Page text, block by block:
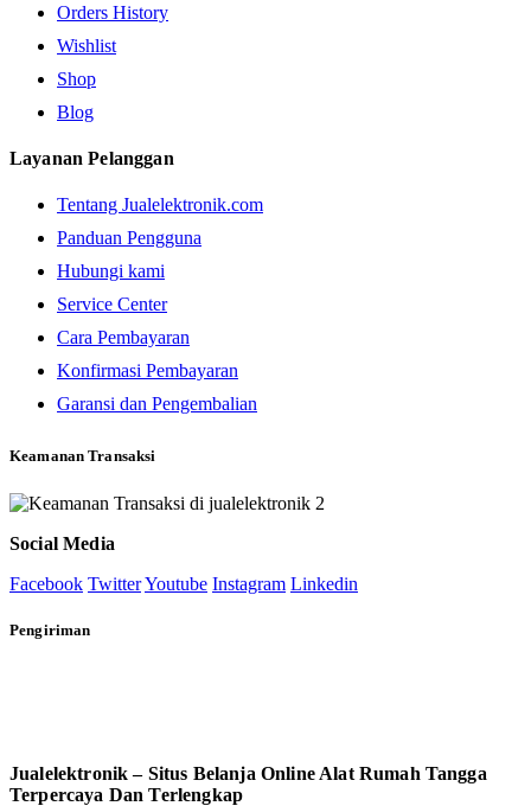
Orders History
Wishlist
Shop
Blog
Layanan Pelanggan
Tentang Jualelektronik.com
Panduan Pengguna
Hubungi kami
Service Center
Cara Pembayaran
Konfirmasi Pembayaran
Garansi dan Pengembalian
Keamanan Transaksi
Social Media
Facebook TwitterYoutube Instagram Linkedin
Pengiriman
Jualelektronik – Situs Belanja Online Alat Rumah Tangga
Terpercaya Dan Terlengkap